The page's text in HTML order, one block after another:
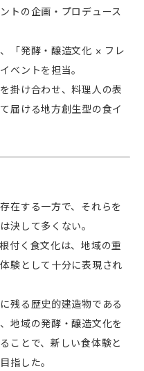
トの企画・プロデュース
「発酵・醸造文化 × フレ
ベントを担当。
掛け合わせ、料理人の表
届ける地方創生型の食イ
在する一方で、それらを
決して多くない。
付く食文化は、地域の重
験として十分に表現され
残る歴史的建造物である
地域の発酵・醸造文化を
ことで、新しい食体験と
指した。